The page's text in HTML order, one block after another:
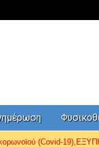
(Covid-